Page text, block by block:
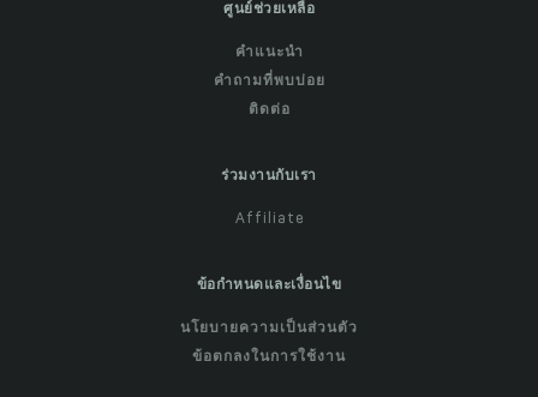
ศูนย์ช่วยเหลือ
คำแนะนำ
คำถามที่พบบ่อย
ติดต่อ
ร่วมงานกับเรา
Affiliate
ข้อกำหนดและเงื่อนไข
นโยบายความเป็นส่วนตัว
ข้อตกลงในการใช้งาน